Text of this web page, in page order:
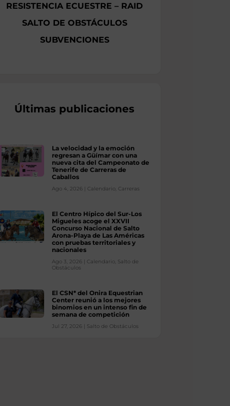
RESISTENCIA ECUESTRE – RAID
SALTO DE OBSTÁCULOS
SUBVENCIONES
Últimas publicaciones
La velocidad y la emoción
regresan a Güímar con una
nueva cita del Campeonato de
Tenerife de Carreras de
Caballos
Ago 4, 2026| Calendario, Carreras
El Centro Hípico del Sur-Los
Migueles acoge el XXVII
Concurso Nacional de Salto
Arona-Playa de Las Américas
con pruebas territoriales y
nacionales
Ago 3, 2026| Calendario, Salto de
Obstáculos
El CSN* del Onira Equestrian
Center reunió a los mejores
binomios en un intenso fin de
semana de competición
Jul 27, 2026| Salto de Obstáculos